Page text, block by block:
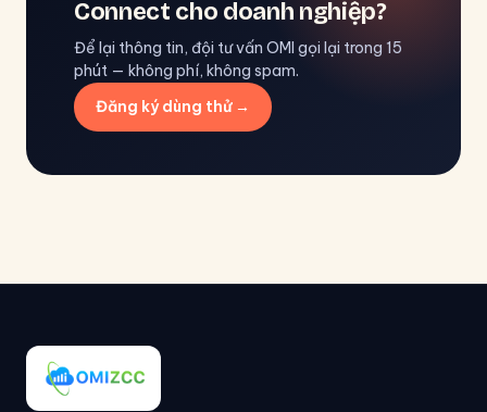
Connect cho doanh nghiệp?
Để lại thông tin, đội tư vấn OMI gọi lại trong 15
phút — không phí, không spam.
Đăng ký dùng thử →